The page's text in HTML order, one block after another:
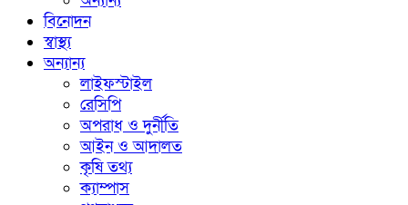
বিনোদন
স্বাস্থ্য
অন্যান্য
লাইফস্টাইল
রেসিপি
অপরাধ ও দুর্নীতি
আইন ও আদালত
কৃষি তথ্য
ক্যাম্পাস